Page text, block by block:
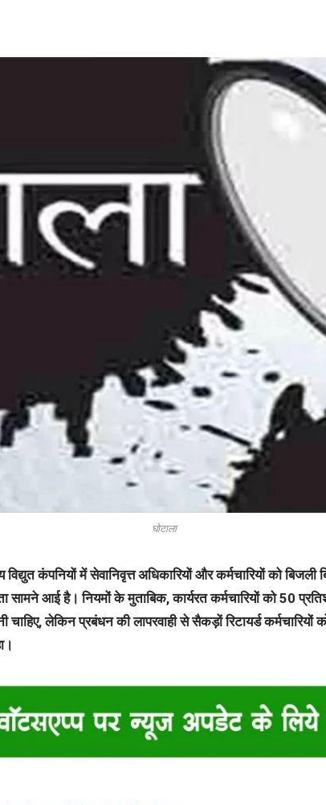
घोटाला
विद्युत कंपनियों में सेवानिवृत्त अधिकारियों और कर्मचारियों को
सामने आई है। नियमों के मुताबिक, कार्यरत कर्मचारियों को 50
चाहिए, लेकिन प्रबंधन की लापरवाही से सैकड़ों रिटायर्ड